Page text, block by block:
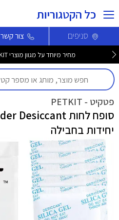
כל הקטגוריות
סניפים צור קשר
מחיר מיוחד על מגוון מוצרי PETKIT לחברי מועדון >>
פטקיט - PETKIT
יחידות בחבילה